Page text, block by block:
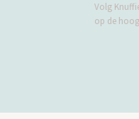
Volg
op de